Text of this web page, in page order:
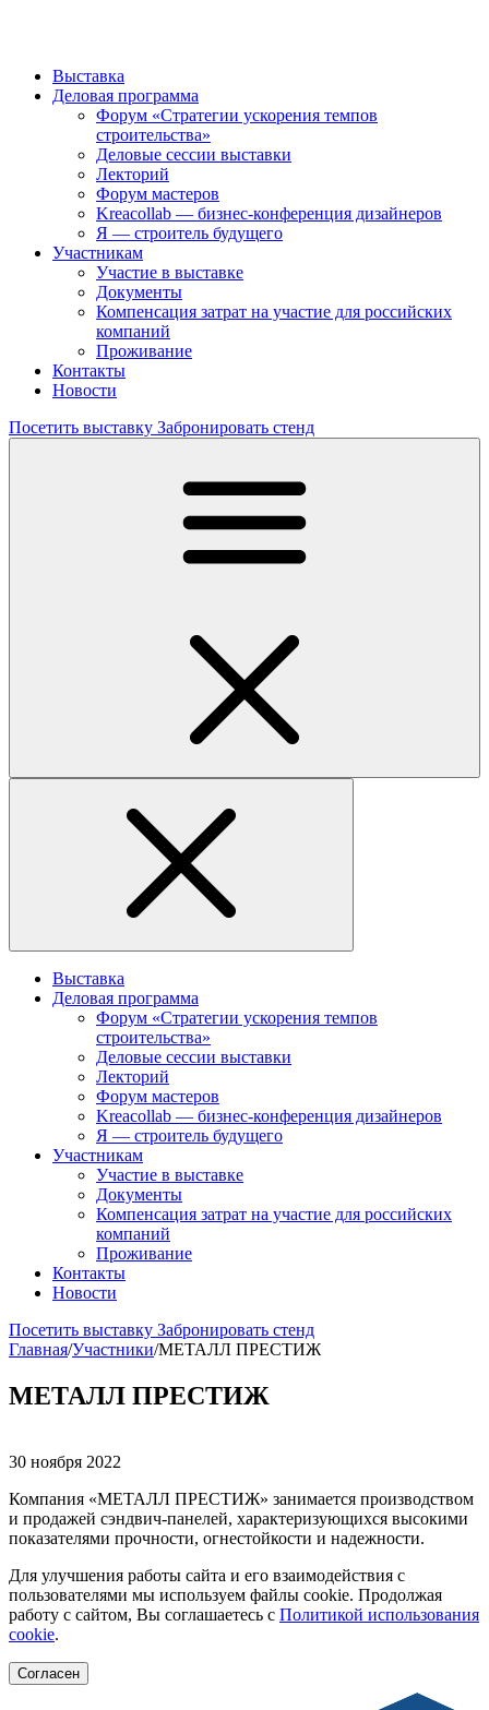
Выставка
Деловая программа
Форум «Стратегии ускорения темпов
строительства»
Деловые сессии выставки
Лекторий
Форум мастеров
Kreacollab — бизнес-конференция дизайнеров
Я — строитель будущего
Участникам
Участие в выставке
Документы
Компенсация затрат на участие для российских
компаний
Проживание
Контакты
Новости
Посетить выставку Забронировать стенд
Выставка
Деловая программа
Форум «Стратегии ускорения темпов
строительства»
Деловые сессии выставки
Лекторий
Форум мастеров
Kreacollab — бизнес-конференция дизайнеров
Я — строитель будущего
Участникам
Участие в выставке
Документы
Компенсация затрат на участие для российских
компаний
Проживание
Контакты
Новости
Посетить выставку Забронировать стенд
Главная/Участники/МЕТАЛЛ ПРЕСТИЖ
МЕТАЛЛ ПРЕСТИЖ
30 ноября 2022
Компания «МЕТАЛЛ ПРЕСТИЖ» занимается производством
и продажей сэндвич-панелей, характеризующихся высокими
показателями прочности, огнестойкости и надежности.
Для улучшения работы сайта и его взаимодействия с
пользователями мы используем файлы cookie. Продолжая
работу с сайтом, Вы соглашаетесь с Политикой использования
cookie.
Согласен